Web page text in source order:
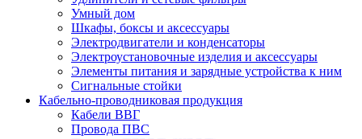
Умный дом
Шкафы, боксы и аксессуары
Электродвигатели и конденсаторы
Электроустановочные изделия и аксессуары
Элементы питания и зарядные устройства к ним
Сигнальные стойки
Кабельно-проводниковая продукция
Кабели ВВГ
Провода ПВС